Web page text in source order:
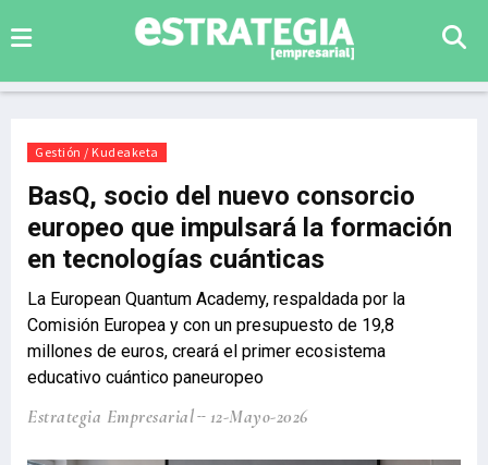
Gestión / Kudeaketa
BasQ, socio del nuevo consorcio
europeo que impulsará la formación
en tecnologías cuánticas
La European Quantum Academy, respaldada por la
Comisión Europea y con un presupuesto de 19,8
millones de euros, creará el primer ecosistema
educativo cuántico paneuropeo
Estrategia Empresarial 12-Mayo-2026